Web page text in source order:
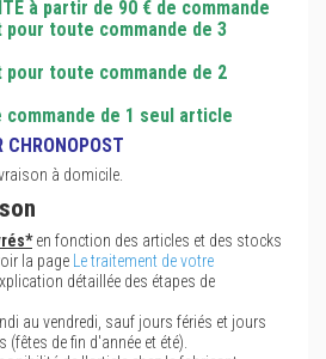
à partir de 90 € de commande
pour toute commande de 3
pour toute commande de 2
commande de 1 seul article
CHRONOPOST
à domicile.
en fonction des articles et des stocks
la page
Le traitement de votre
détaillée des étapes de
au vendredi, sauf jours fériés et jours
(fêtes de fin d'année et été).